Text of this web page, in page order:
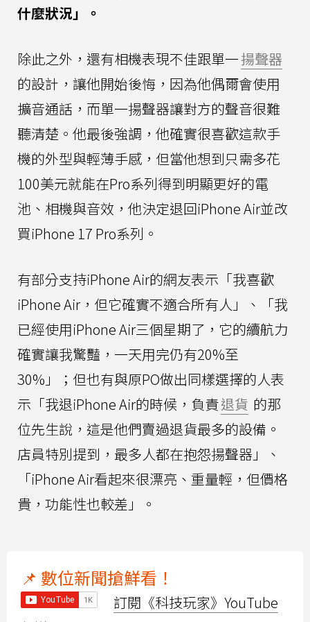
什麼狀況」。
除此之外，還有相機表現不佳跟單一揚聲器
的設計，讓他開始後悔，因為他偶爾會使用
擴音通話，而單一揚聲器讓對方的聲音很難
聽清楚。他最後強調，他確實很喜歡這款手
機的外型與輕薄手感，但當他想到只需多花
100美元就能在Pro系列得到明顯更好的電
池、相機與音效，他決定退回iPhone Air並改
買iPhone 17 Pro系列。
有部分支持iPhone Air的網友表示「我喜歡
iPhone Air，但它確實不適合所有人」、「我
已經使用iPhone Air三個星期了，它的續航力
確實讓我驚豔，一天用完仍有20%至
30%」；但也有與原PO做出同樣選擇的人表
示「我退iPhone Air的時候，負責退貨 的那
位先生說，這是他們賣過退貨最多的設備。
店員特別提到，最多人都在抱怨揚聲器」、
「iPhone Air看起來很漂亮、重量輕，但價格
貴，功能性也較差」。
📌 數位新聞搶鮮看！
訂閱《科技玩家》YouTube